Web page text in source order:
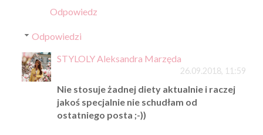
Odpowiedz
Odpowiedzi
STYLOLY Aleksandra Marzęda
26.09.2018, 11:59
Nie stosuje żadnej diety aktualnie i raczej
jakoś specjalnie nie schudłam od
ostatniego posta ;-))